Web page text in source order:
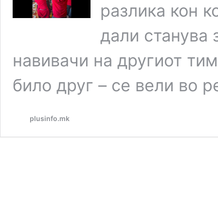
разлика кон
дали станува
навивачи на другиот
било друг – се вели во
plusinfo.mk